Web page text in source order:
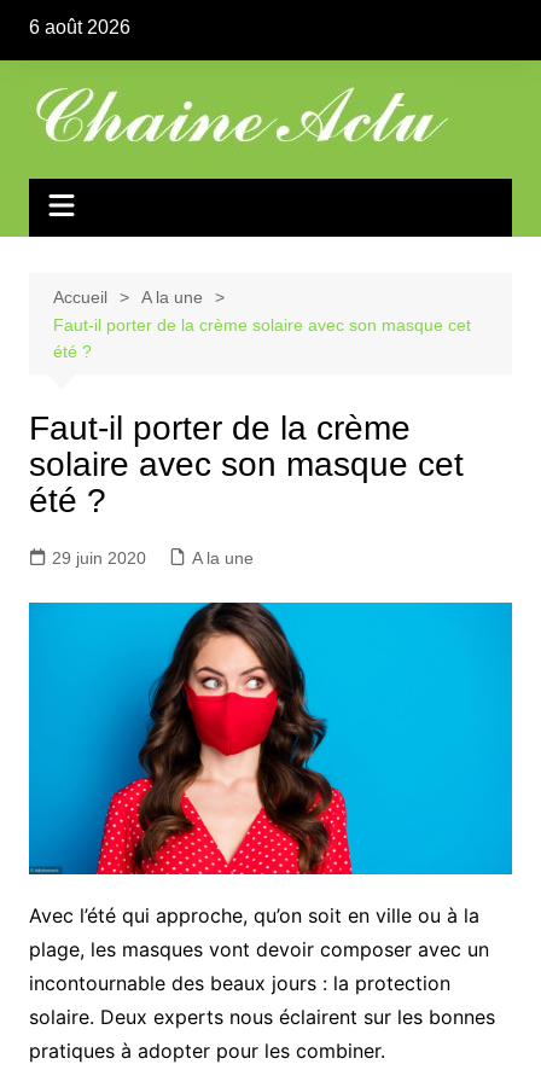
contenu
6 août 2026
Accueil
A la une
Faut-il porter de la crème solaire avec son masque cet
été ?
Faut-il porter de la crème
solaire avec son masque cet
été ?
29 juin 2020 A la une
Avec l’été qui approche, qu’on soit en ville ou à la
plage, les masques vont devoir composer avec un
incontournable des beaux jours : la protection
solaire. Deux experts nous éclairent sur les bonnes
pratiques à adopter pour les combiner.